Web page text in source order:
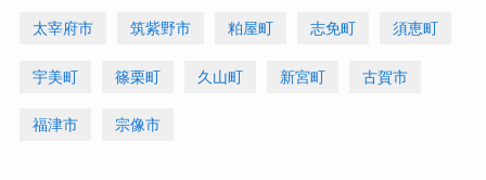
太宰府市 筑紫野市 粕屋町 志免町 須恵町
宇美町 篠栗町 久山町 新宮町 古賀市
福津市 宗像市